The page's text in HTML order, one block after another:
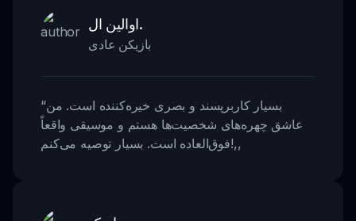
اوالین ال.
بازیکن عادی
“بسیار کاربرپسند و بصری خیره‌کننده است. من
عاشق چهره‌های شخصیت‌ها هستم و موسیقی واقعاً
فوق‌العاده است. بسیار توصیه می‌کنم!,,